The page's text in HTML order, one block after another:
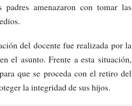
amenazaron con tomar las
del docente fue realizada por la
el asunto. Frente a esta situación,
que se proceda con el retiro del
la integridad de sus hijos.